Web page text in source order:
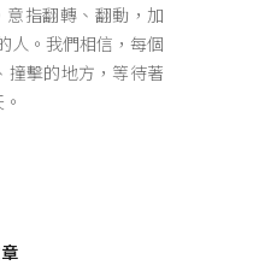
意指翻轉、翻動，加
人。我們相信，每個
撞擊的地方，等待著